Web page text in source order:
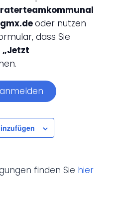
oder nutzen
dass Sie
„Jetzt
finden Sie hier